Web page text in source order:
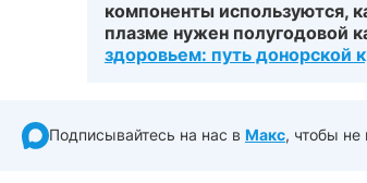
компоненты используются,
плазме нужен полугодовой
здоровьем: путь донорской
Подписывайтесь на нас в Макс, чтобы не